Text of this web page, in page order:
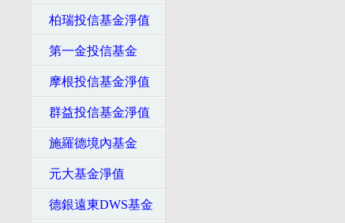
柏瑞投信基金淨值
第一金投信基金
摩根投信基金淨值
群益投信基金淨值
施羅德境內基金
元大基金淨值
德銀遠東DWS基金